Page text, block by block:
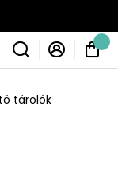
tárolók